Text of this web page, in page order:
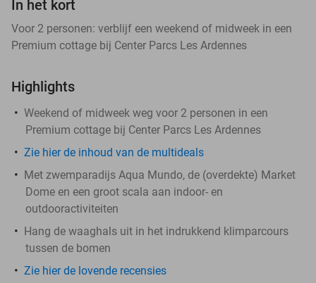
In het kort
Voor 2 personen: verblijf een weekend of midweek in een
Premium cottage bij Center Parcs Les Ardennes
Highlights
Weekend of midweek weg voor 2 personen in een
Premium cottage bij Center Parcs Les Ardennes
Zie hier de inhoud van de multideals
Met zwemparadijs Aqua Mundo, de (overdekte) Market
Dome en een groot scala aan indoor- en
outdooractiviteiten
Hang de waaghals uit in het indrukkend klimparcours
tussen de bomen
Zie hier de lovende recensies